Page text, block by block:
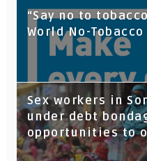
“Say no to
World No-Tobacco
Sex workers in
under debt
opportunities to